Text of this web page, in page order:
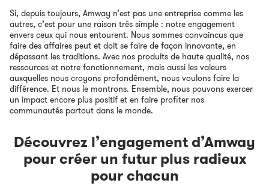
Si, depuis toujours, Amway n’est pas une entreprise comme les
autres, c’est pour une raison très simple : notre engagement
envers ceux qui nous entourent. Nous sommes convaincus que
faire des affaires peut et doit se faire de façon innovante, en
dépassant les traditions. Avec nos produits de haute qualité, nos
ressources et notre fonctionnement, mais aussi les valeurs
auxquelles nous croyons profondément, nous voulons faire la
différence. Et nous le montrons. Ensemble, nous pouvons exercer
un impact encore plus positif et en faire profiter nos
communautés partout dans le monde.
Découvrez l’engagement d’Amway
pour créer un futur plus radieux
pour chacun